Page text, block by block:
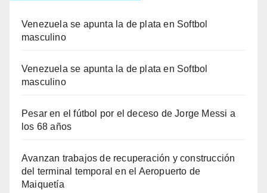
Venezuela se apunta la de plata en Softbol
masculino
Venezuela se apunta la de plata en Softbol
masculino
Pesar en el fútbol por el deceso de Jorge Messi a
los 68 años
Avanzan trabajos de recuperación y construcción
del terminal temporal en el Aeropuerto de
Maiquetía